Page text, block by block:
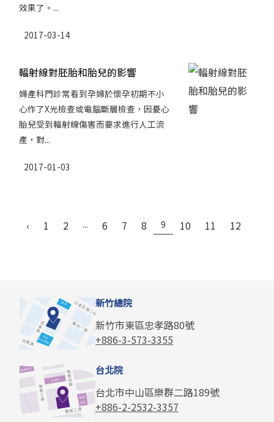
效果了。...
2017-03-14
輻射線對胚胎和胎兒的影響
婦產科門診常看到孕婦於懷孕初期不小
心作了X光檢查或電腦斷層檢查，因憂心
胎兒受到輻射線傷害而要求進行人工流
產，對...
2017-01-03
‹ 1 2 ... 6 7 8 9 10 11 12
新竹總院
新竹市東區忠孝路80號
+886-3-573-3355
台北院
台北市中山區樂群二路189號
+886-2-2532-3357